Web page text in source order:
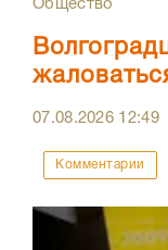
Общество
07.08.2026 12:49
Комментарии